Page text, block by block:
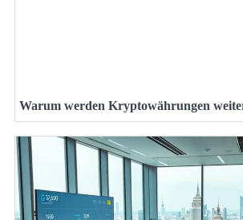
Warum werden Kryptowährungen